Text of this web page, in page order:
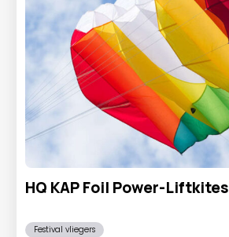
HQ KAP Foil Power-Liftkites
Festival vliegers